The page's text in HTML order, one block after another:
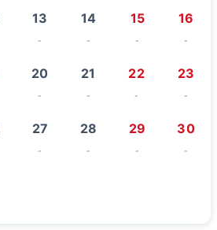
13
-
14
-
15
-
16
-
20
-
21
-
22
-
23
-
27
-
28
-
29
-
30
-